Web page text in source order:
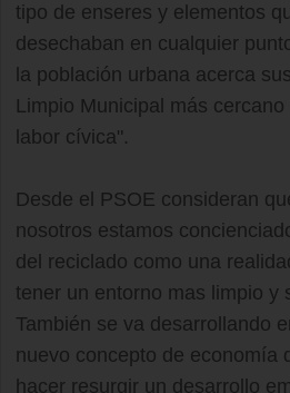
tipo de enseres y elementos
desechaban en cualquier
la población urbana acerca
Limpio Municipal más
labor cívica".
Desde el PSOE consideran
nosotros estamos
del reciclado como una
tener un entorno mas limpio y
También se va desarrollando
nuevo concepto de economía
hacer resurgir un desarrollo